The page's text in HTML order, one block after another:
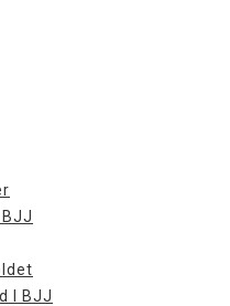
I BJJ